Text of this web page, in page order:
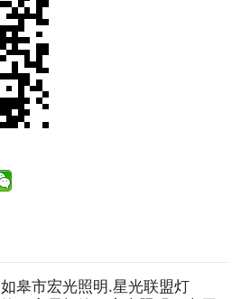
如皋市宏光照明.星光联盟灯